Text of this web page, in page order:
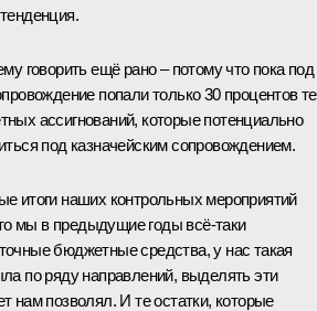
говорить ещё рано – потому что пока под
попали только 30 процентов
ассигнований, которые потенциально
под казначейским сопровождением.
итоги наших контрольных мероприятий
мы в предыдущие годы всё‑таки
бюджетные средства, у нас такая
по ряду направлений, выделять эти
нам позволял. И те остатки, которые